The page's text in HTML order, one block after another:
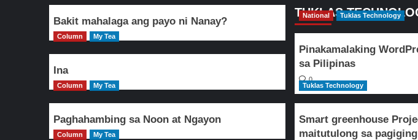
Bakit mahalaga ang payo ni Nanay?
Column My Tea
Ina
Column My Tea
Paghahambing sa Noon at Ngayon
Column My Tea
TUKLAS
National Tuklas Technology
Pinakamalaking
sa Pilipinas
0
Tuklas Technology
Smart greenhouse
maitutulong sa